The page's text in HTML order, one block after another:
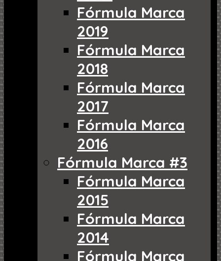
Fórmula Marca
2019
Fórmula Marca
2018
Fórmula Marca
2017
Fórmula Marca
2016
Fórmula Marca #3
Fórmula Marca
2015
Fórmula Marca
2014
Fórmula Marca